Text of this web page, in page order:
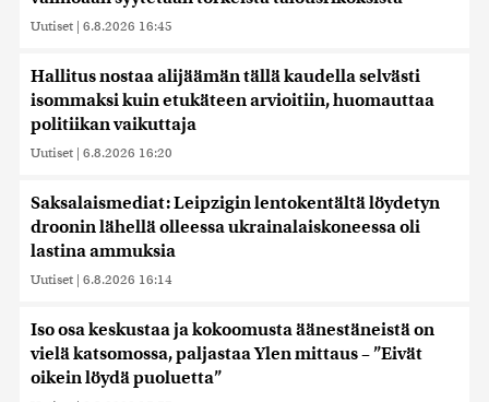
Uutiset | 6.8.2026 16:45
Hallitus nostaa alijäämän tällä kaudella selvästi
isommaksi kuin etukäteen arvioitiin, huomauttaa
politiikan vaikuttaja
Uutiset | 6.8.2026 16:20
Saksalaismediat: Leipzigin lentokentältä löydetyn
droonin lähellä olleessa ukrainalaiskoneessa oli
lastina ammuksia
Uutiset | 6.8.2026 16:14
Iso osa keskustaa ja kokoomusta äänestäneistä on
vielä katsomossa, paljastaa Ylen mittaus – ”Eivät
oikein löydä puoluetta”